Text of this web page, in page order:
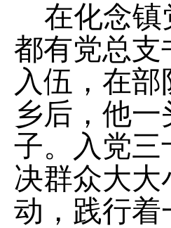
在化念镇
都有党总支
入伍，在
乡后，他
子。入党三
决群众大
动，践行着